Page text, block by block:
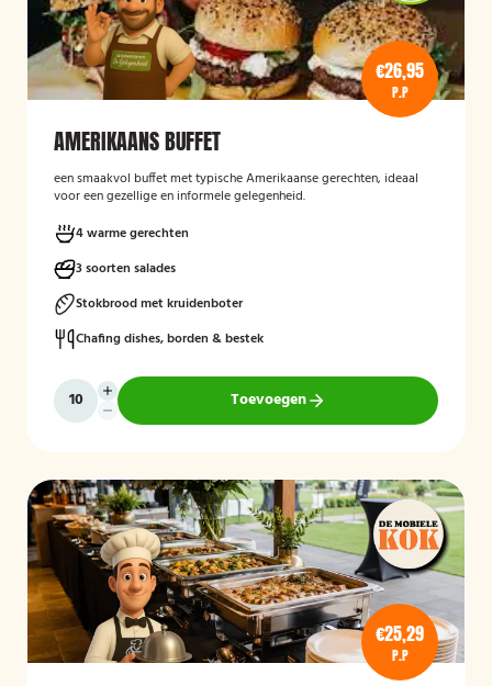
€26,95
P.P
AMERIKAANS BUFFET
een smaakvol buffet met typische Amerikaanse gerechten, ideaal
voor een gezellige en informele gelegenheid.
4 warme gerechten
3 soorten salades
Stokbrood met kruidenboter
Chafing dishes, borden & bestek
Toevoegen
€25,29
P.P